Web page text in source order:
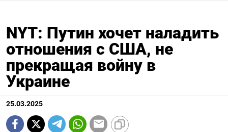
NYT: Путин хочет наладить
отношения с США, не
прекращая войну в
Украине
25.03.2025